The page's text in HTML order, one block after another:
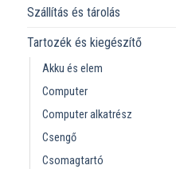
Szállítás és tárolás
Tartozék és kiegészítő
Akku és elem
Computer
Computer alkatrész
Csengő
Csomagtartó